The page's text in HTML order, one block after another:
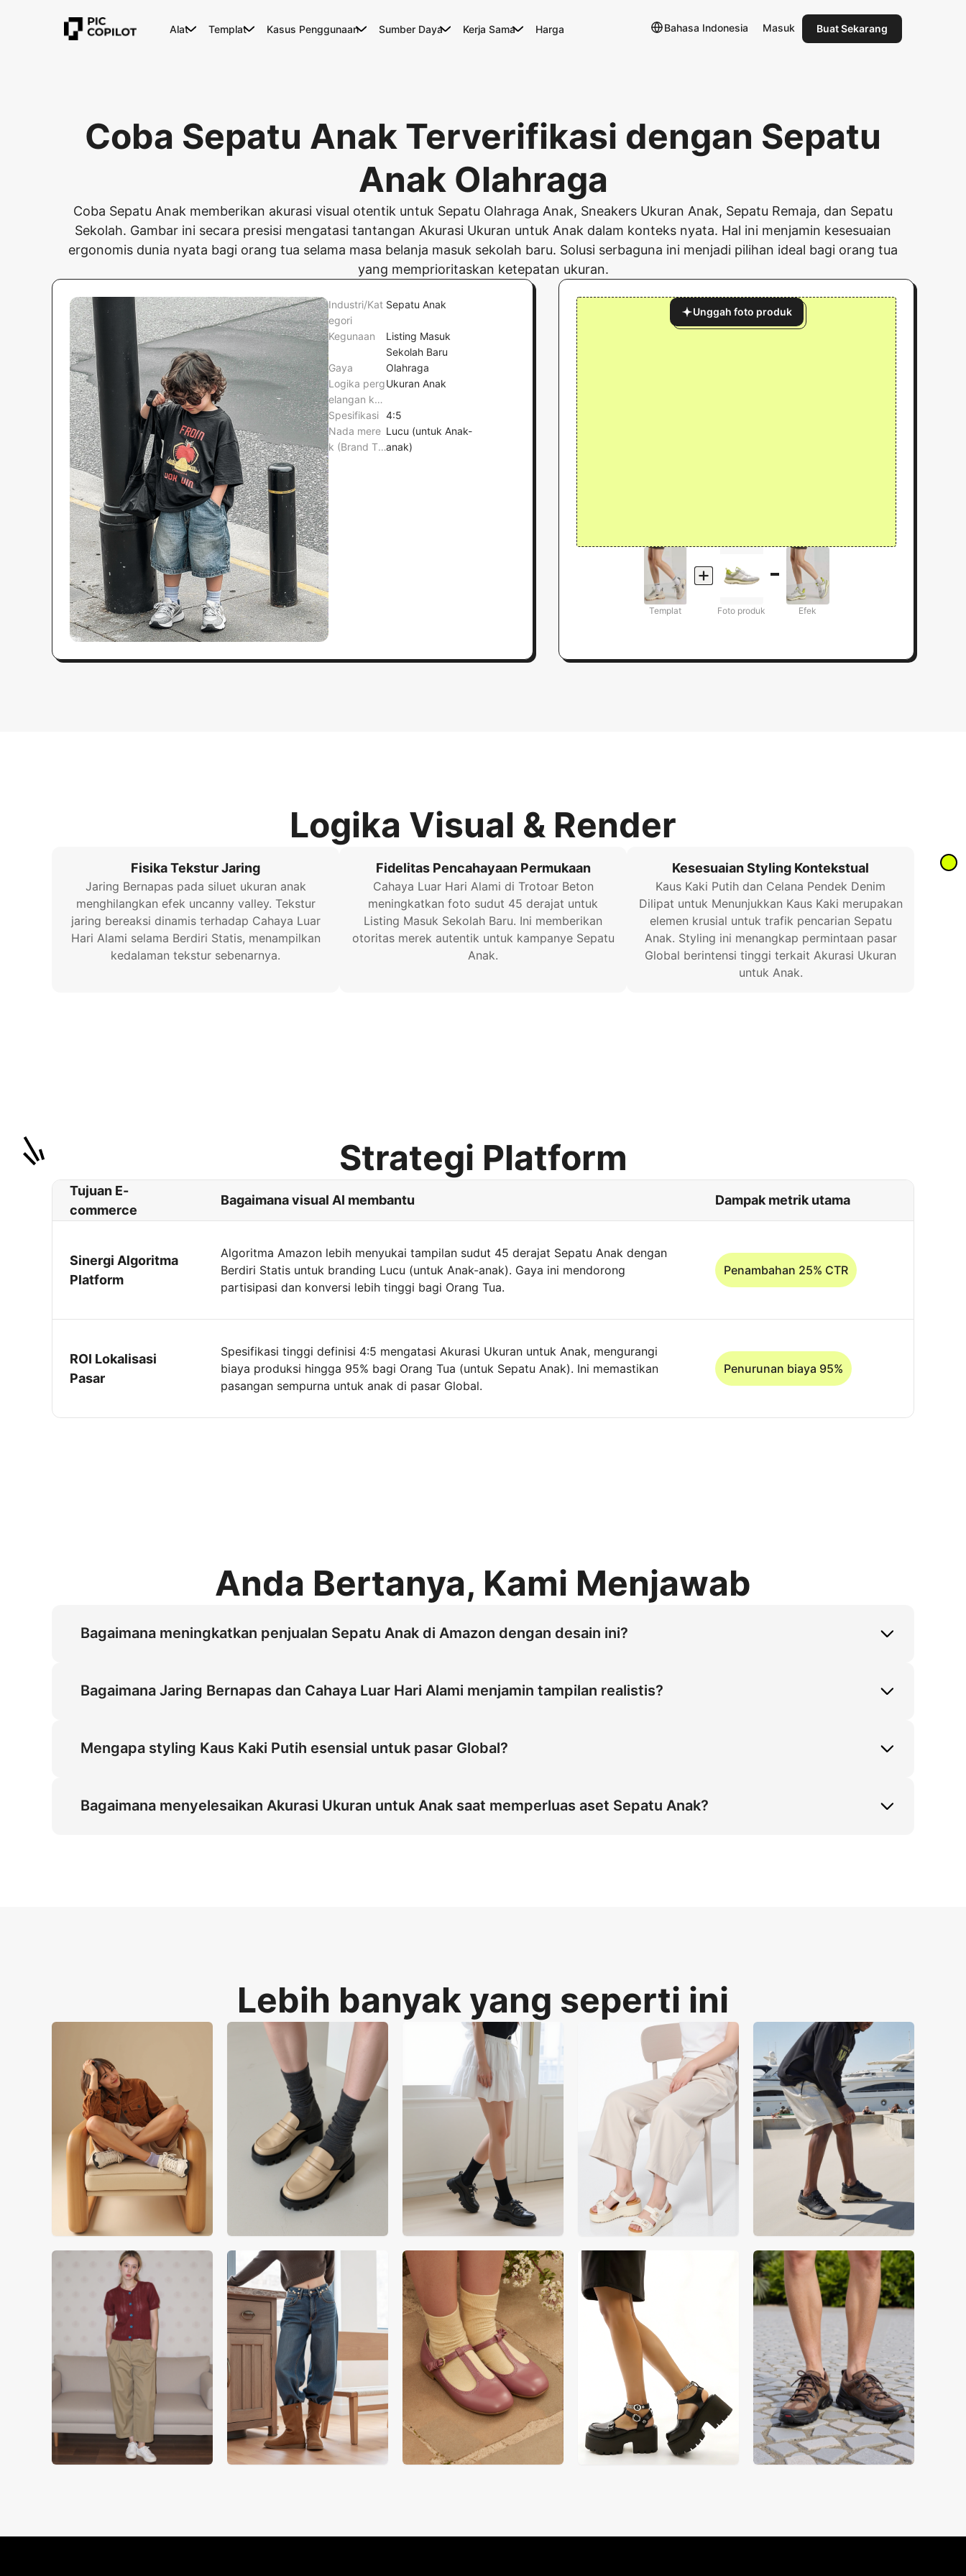
Alat Templat Kasus Penggunaan Sumber Daya Kerja Sama Harga Bahasa Indonesia Masuk Buat Sekarang
Coba Sepatu Anak Terverifikasi dengan Sepatu
Anak Olahraga
Coba Sepatu Anak memberikan akurasi visual otentik untuk Sepatu Olahraga Anak, Sneakers Ukuran Anak, Sepatu Remaja, dan Sepatu
Sekolah. Gambar ini secara presisi mengatasi tantangan Akurasi Ukuran untuk Anak dalam konteks nyata. Hal ini menjamin kesesuaian
ergonomis dunia nyata bagi orang tua selama masa belanja masuk sekolah baru. Solusi serbaguna ini menjadi pilihan ideal bagi orang tua
yang memprioritaskan ketepatan ukuran.
Industri/Kat
egori
Sepatu Anak
Kegunaan
Listing Masuk
Sekolah Baru
Gaya
Olahraga
Logika perg
elangan kak
i/anatomi
Ukuran Anak
Spesifikasi 4:5
Nada mere
k (Brand To
Lucu (untuk Anak-
anak)
Unggah foto produk
Templat Foto produk Efek
Logika Visual & Render
Fisika Tekstur Jaring
Jaring Bernapas pada siluet ukuran anak
menghilangkan efek uncanny valley. Tekstur
jaring bereaksi dinamis terhadap Cahaya Luar
Hari Alami selama Berdiri Statis, menampilkan
kedalaman tekstur sebenarnya.
Fidelitas Pencahayaan Permukaan
Cahaya Luar Hari Alami di Trotoar Beton
meningkatkan foto sudut 45 derajat untuk
Listing Masuk Sekolah Baru. Ini memberikan
otoritas merek autentik untuk kampanye Sepatu
Anak.
Kesesuaian Styling Kontekstual
Kaus Kaki Putih dan Celana Pendek Denim
Dilipat untuk Menunjukkan Kaus Kaki merupakan
elemen krusial untuk trafik pencarian Sepatu
Anak. Styling ini menangkap permintaan pasar
Global berintensi tinggi terkait Akurasi Ukuran
untuk Anak.
Strategi Platform
Tujuan E-
commerce
Bagaimana visual AI membantu Dampak metrik utama
Sinergi Algoritma
Platform
Algoritma Amazon lebih menyukai tampilan sudut 45 derajat Sepatu Anak dengan
Berdiri Statis untuk branding Lucu (untuk Anak-anak). Gaya ini mendorong
partisipasi dan konversi lebih tinggi bagi Orang Tua.
Penambahan 25% CTR
ROI Lokalisasi
Pasar
Spesifikasi tinggi definisi 4:5 mengatasi Akurasi Ukuran untuk Anak, mengurangi
biaya produksi hingga 95% bagi Orang Tua (untuk Sepatu Anak). Ini memastikan
pasangan sempurna untuk anak di pasar Global.
Penurunan biaya 95%
Anda Bertanya, Kami Menjawab
Bagaimana meningkatkan penjualan Sepatu Anak di Amazon dengan desain ini?
Celana Pendek Denim Dilipat untuk Menunjukkan Kaus Kaki menangkap Akurasi Ukuran untuk Anak. Styling ini memastikan akurasi visual bagi
orang tua, meningkatkan konversi pada musim masuk sekolah baru dan mendominasi pasar Global.
Bagaimana Jaring Bernapas dan Cahaya Luar Hari Alami menjamin tampilan realistis?
uncanny valley selama Berdiri Statis. Rasio 4:5 dan sudut 45 derajat menangkap tekstur sebenarnya di lokasi Trotoar Beton, memastikan
tampilan autentik untuk Akurasi Ukuran untuk Anak.
Mengapa styling Kaus Kaki Putih esensial untuk pasar Global?
Pendek Denim Dilipat untuk Menunjukkan Kaus Kaki merupakan standar dalam kampanye masuk sekolah. Styling ini menangkap trafik pencarian
berintensi tinggi untuk Sepatu Anak, khususnya bagi Orang Tua di pasar Global, mendorong konversi.
Bagaimana menyelesaikan Akurasi Ukuran untuk Anak saat memperluas aset Sepatu Anak?
Lebih banyak yang seperti ini